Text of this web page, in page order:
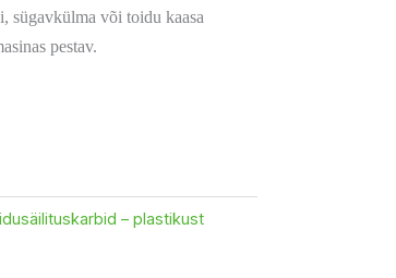
sügavkülma või toidu kaasa
pestav.
– plastikust